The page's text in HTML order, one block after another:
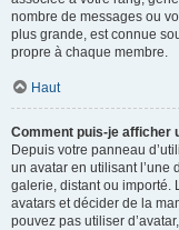
nombre de messages ou
plus grande, est connue
propre à chaque membre.
Haut
Comment puis-je afficher
Depuis votre panneau
un avatar en utilisant l’une
galerie, distant ou importé.
avatars et décider de la
pouvez pas utiliser